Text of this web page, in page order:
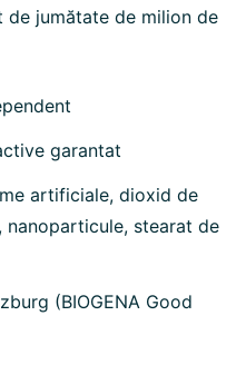
de jumătate de milion de
garantat
artificiale, dioxid de
stearat de
(BIOGENA Good